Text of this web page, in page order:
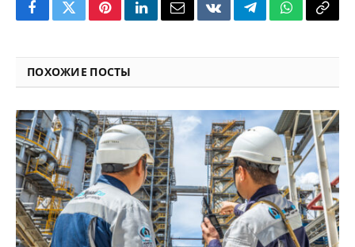
FacebookTwitterPinterestLinkedInEmailVKontakteTelegramWhatsApp
Copy
ПОХОЖИЕ ПОСТЫ